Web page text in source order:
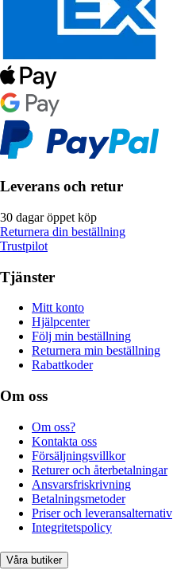
Leverans och retur
30 dagar öppet köp
Returnera din beställning
Trustpilot
Tjänster
Mitt konto
Hjälpcenter
Följ min beställning
Returnera min beställning
Rabattkoder
Om oss
Om oss?
Kontakta oss
Försäljningsvillkor
Returer och återbetalningar
Ansvarsfriskrivning
Betalningsmetoder
Priser och leveransalternativ
Integritetspolicy
Våra butiker